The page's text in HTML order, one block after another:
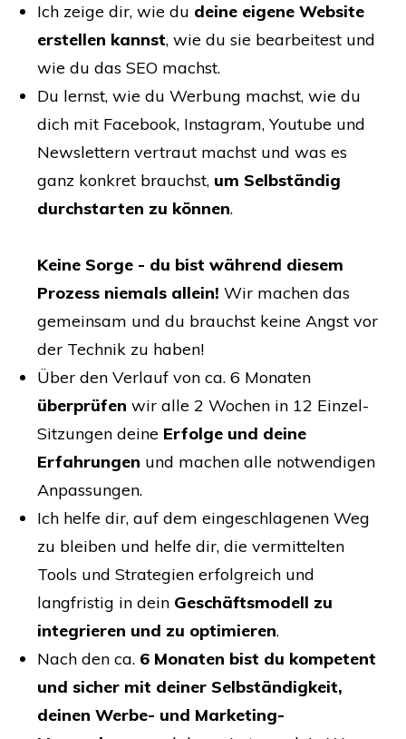
Ich zeige dir, wie du deine eigene Website
erstellen kannst, wie du sie bearbeitest und
wie du das SEO machst.
Du lernst, wie du Werbung machst, wie du
dich mit Facebook, Instagram, Youtube und
Newslettern vertraut machst und was es
ganz konkret brauchst, um Selbständig
durchstarten zu können.
Keine Sorge - du bist während diesem
Prozess niemals allein! Wir machen das
gemeinsam und du brauchst keine Angst vor
der Technik zu haben!
Über den Verlauf von ca. 6 Monaten
überprüfen wir alle 2 Wochen in 12 Einzel-
Sitzungen deine Erfolge und deine
Erfahrungen und machen alle notwendigen
Anpassungen.
Ich helfe dir, auf dem eingeschlagenen Weg
zu bleiben und helfe dir, die vermittelten
Tools und Strategien erfolgreich und
langfristig in dein Geschäftsmodell zu
integrieren und zu optimieren.
Nach den ca. 6 Monaten bist du kompetent
und sicher mit deiner Selbständigkeit,
deinen Werbe- und Marketing-